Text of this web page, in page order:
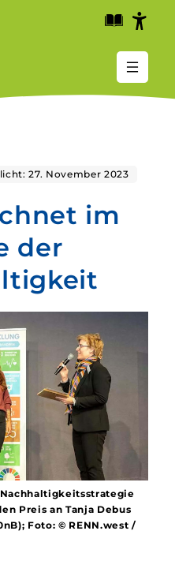
27. November 2023
im
der
Preis an Tanja Debus
Foto: © RENN.west /